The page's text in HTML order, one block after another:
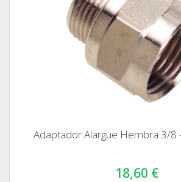
Adaptador Alargue Hembra 3/8 -
18,60 €